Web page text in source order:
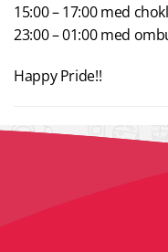
15:00 – 17:00 med
23:00 – 01:00 med
Happy Pride!!